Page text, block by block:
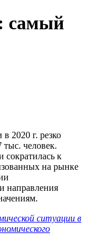
самый
2020 г. резко
тыс. человек.
сократилась к
на рынке
направления
ситуации в